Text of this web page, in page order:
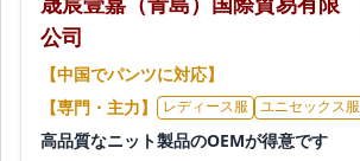
公司
【中国でパンツに対応】
【専門・主力】
レディース服 ユニセックス服
高品質なニット製品のOEMが得意です